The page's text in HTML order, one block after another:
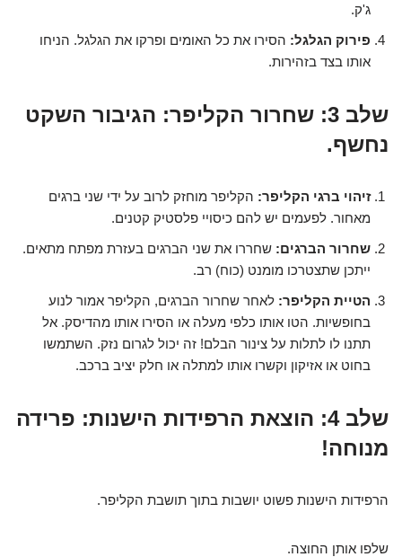
ג'ק.
פירוק הגלגל: הסירו את כל האומים ופרקו את הגלגל. הניחו
אותו בצד בזהירות.
שלב 3: שחרור הקליפר: הגיבור השקט
נחשף.
זיהוי ברגי הקליפר: הקליפר מוחזק לרוב על ידי שני ברגים
מאחור. לפעמים יש להם כיסויי פלסטיק קטנים.
שחרור הברגים: שחררו את שני הברגים בעזרת מפתח מתאים.
ייתכן שתצטרכו מומנט (כוח) רב.
הטיית הקליפר: לאחר שחרור הברגים, הקליפר אמור לנוע
בחופשיות. הטו אותו כלפי מעלה או הסירו אותו מהדיסק. אל
תתנו לו לתלות על צינור הבלם! זה יכול לגרום נזק. השתמשו
בחוט או אזיקון וקשרו אותו למתלה או חלק יציב ברכב.
שלב 4: הוצאת הרפידות הישנות: פרידה
מנוחה!
הרפידות הישנות פשוט יושבות בתוך תושבת הקליפר.
שלפו אותן החוצה.